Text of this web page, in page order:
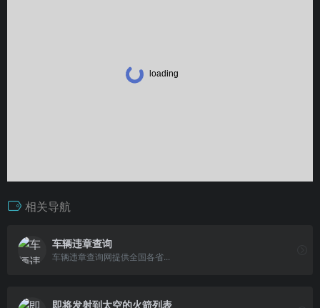
相关导航
车辆违章查询
车辆违章查询网提供全国各省...
即将发射到太空的火箭列表